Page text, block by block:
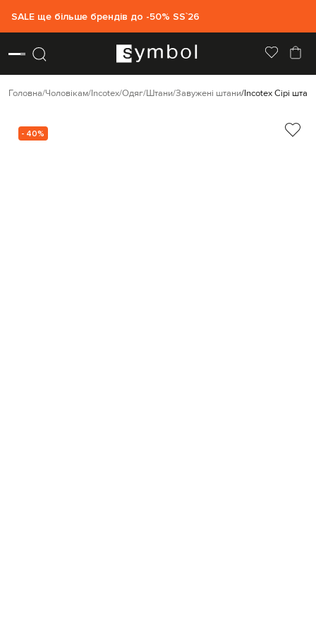
SALE ще більше брендів до -50% SS`26
Головна Чоловікам Incotex Одяг Штани Завужені штани Incotex Сірі
- 40%